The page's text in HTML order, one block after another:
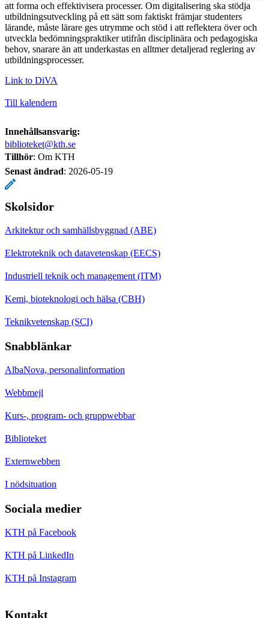
att forma och effektivisera processer. Om digitalisering ska stödja
utbildningsutveckling på ett sätt som faktiskt främjar studenters
lärande, måste lärare ges utrymme och stöd i att reflektera över och
utveckla bedömningspraktiker utifrån disciplinära och pedagogiska
behov, snarare än att underkastas en alltmer detaljerad reglering av
utbildningsprocesser.
Link to DiVA
Till kalendern
Innehållsansvarig:
biblioteket@kth.se
Tillhör: Om KTH
Senast ändrad: 2026-05-19
Skolsidor
Arkitektur och samhällsbyggnad (ABE)
Elektroteknik och datavetenskap (EECS)
Industriell teknik och management (ITM)
Kemi, bioteknologi och hälsa (CBH)
Teknikvetenskap (SCI)
Snabblänkar
AlbaNova, personalinformation
Webbmejl
Kurs-, program- och gruppwebbar
Biblioteket
Externwebben
I nödsituation
Sociala medier
KTH på Facebook
KTH på LinkedIn
KTH på Instagram
Kontakt